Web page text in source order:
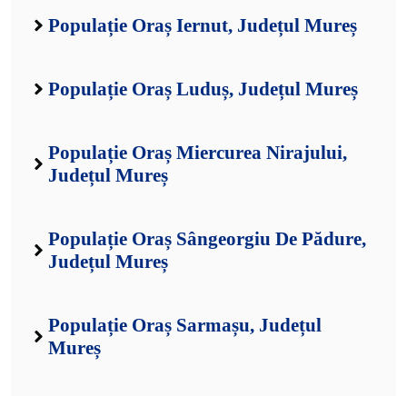
Populație Oraș Iernut, Județul Mureș
Populație Oraș Luduș, Județul Mureș
Populație Oraș Miercurea Nirajului,
Județul Mureș
Populație Oraș Sângeorgiu De Pădure,
Județul Mureș
Populație Oraș Sarmașu, Județul
Mureș